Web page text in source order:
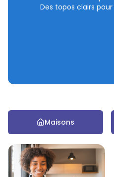
Des topos clairs
Maisons